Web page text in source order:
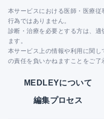
本サービスにおける医師・医療
行為ではありません。
診断・治療を必要とする方は、
ます。
本サービス上の情報や利用に関
の責任を負いかねますことをご了
MEDLEYについて
編集プロセス